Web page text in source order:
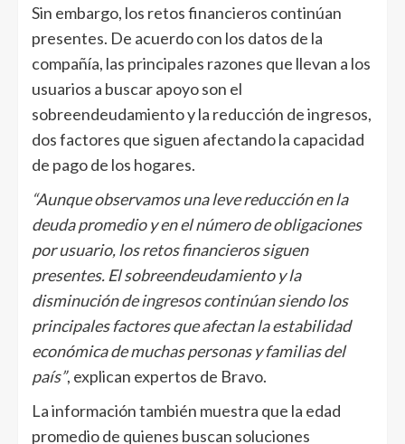
Sin embargo, los retos financieros continúan
presentes. De acuerdo con los datos de la
compañía, las principales razones que llevan a los
usuarios a buscar apoyo son el
sobreendeudamiento y la reducción de ingresos,
dos factores que siguen afectando la capacidad
de pago de los hogares.
“Aunque observamos una leve reducción en la
deuda promedio y en el número de obligaciones
por usuario, los retos financieros siguen
presentes. El sobreendeudamiento y la
disminución de ingresos continúan siendo los
principales factores que afectan la estabilidad
económica de muchas personas y familias del
país”, explican expertos de Bravo.
La información también muestra que la edad
promedio de quienes buscan soluciones